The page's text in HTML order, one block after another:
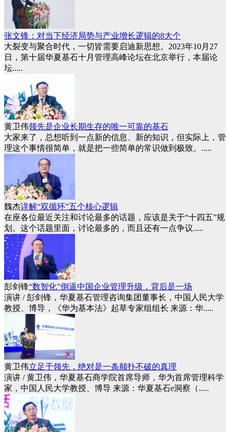
张文锋：对当下经济局势与产业增长逻辑的8大个
大裂变与聚合时代，一切皆需要启迪新思想。2023年10月27
日，第十届华夏基石十月管理高峰论坛在北京举行，本届论
坛.....
黄卫伟领先是企业长期生存的唯一可靠的基石
大家来了，总想听到一点新的信息、新的知识，但实际上，管
理这个事情很简单，就是把一些简单的常识做到极致。.....
魏杰详解“双循环”五个核心逻辑
在座各位最近关注和讨论最多的话题，应该是关于“十四五”规
划。这个话题里面，讨论最多的，而且还有一点争议.....
彭剑锋“数智化”倒逼中国企业管理升级，背后是一场
演讲 / 彭剑锋，华夏基石管理咨询集团董事长，中国人民大学
教授、博导，《华为基本法》起草专家组组长 来源：华.....
黄卫伟立足于领先，绝对是一条颠扑不破的真理
演讲 / 黄卫伟，华夏基石商学院首席导师，华为首席管理科学
家，中国人民大学教授、博导 来源：华夏基石e洞察（.....